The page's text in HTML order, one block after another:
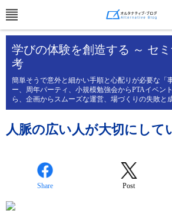
学びの体験を創造する ～ セ
考
簡単そうで意外と細かい手順と心配りが必要な「
ー、周年パーティ、小規模勉強会からPTAイベン
ら、企画からスムーズな運営、場づくりの失敗と
人脈の広い人が大切にして
Share Post